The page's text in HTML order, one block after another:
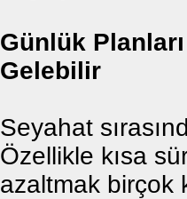
Günlük
Gelebilir
Seyahat
Özellikle kısa
azaltmak birçok